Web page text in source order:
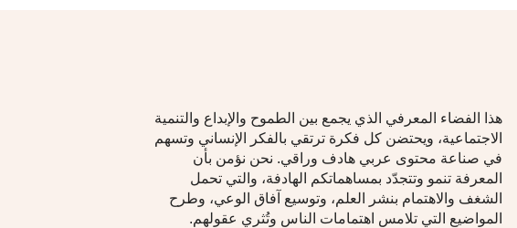
هذا الفضاء المعرفي الذي يجمع بين الطموح والإبداع والتنمية
الاجتماعية، ويحتضن كل فكرة ‏ترتقي بالفكر الإنساني وتسهم
في صناعة محتوى عربي هادف وراقي‎.‎ نحن نؤمن بأن
المعرفة تنمو وتتجدّد بمساهماتكم الهادفة، والتي تحمل
الشغف والاهتمام بنشر العلم، وتوسيع آفاق الوعي، ‏وطرح
المواضيع التي تلامس اهتمامات الناس وتُثري عقولهم‎.‎